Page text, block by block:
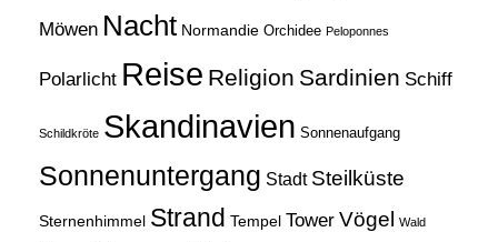
Möwen Nacht Normandie Orchidee Peloponnes
Polarlicht Reise Religion Sardinien Schiff
Schildkröte Skandinavien Sonnenaufgang
Sonnenuntergang Stadt Steilküste
Sternenhimmel Strand Tempel Tower Vögel Wald